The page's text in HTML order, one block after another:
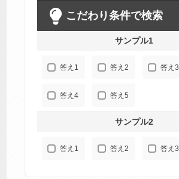
こだわり条件で検索
サンプル1
答え1 答え2 答え3
答え4 答え5
サンプル2
答え1 答え2 答え3